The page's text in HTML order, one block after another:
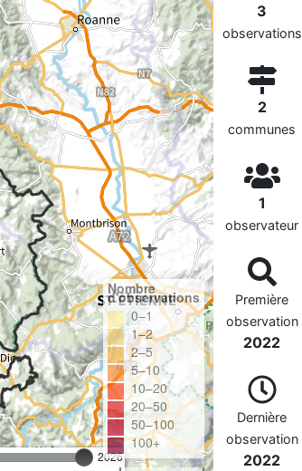
2026
Nombre
d'observations
0–1
1–2
2–5
5–10
10–20
20–50
50–100
100+
3
observations
2
communes
1
observateur
Première
observation
2022
Dernière
observation
2022